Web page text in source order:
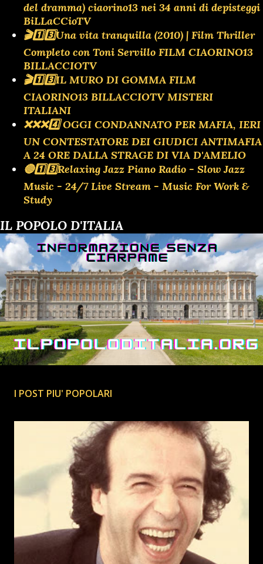
del dramma) ciaorino13 nei 34 anni di depisteggi
BiLLaCCioTV
🎬1️⃣3️⃣Una vita tranquilla (2010) | Film Thriller
Completo con Toni Servillo FILM CIAORINO13
BILLACCIOTV
🎬1️⃣3️⃣IL MURO DI GOMMA FILM
CIAORINO13 BILLACCIOTV MISTERI
ITALIANI
❌️❌️❌️4️⃣ OGGI CONDANNATO PER MAFIA, IERI
UN CONTESTATORE DEI GIUDICI ANTIMAFIA
A 24 ORE DALLA STRAGE DI VIA D'AMELIO
🔴1️⃣3️⃣Relaxing Jazz Piano Radio - Slow Jazz
Music - 24/7 Live Stream - Music For Work &
Study
IL POPOLO D'ITALIA
I POST PIU' POPOLARI